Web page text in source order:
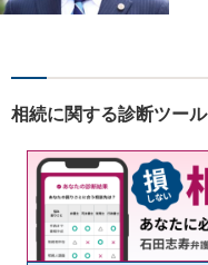
す。
【
相続に関する診断ツール